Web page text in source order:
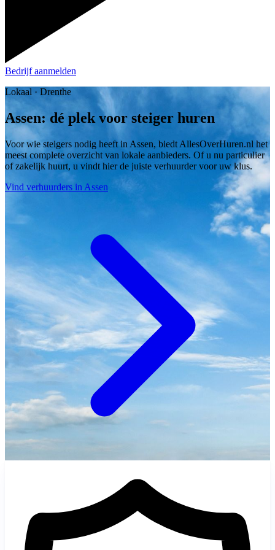
Bedrijf aanmelden
Lokaal · Drenthe
Assen: dé plek voor steiger huren
Voor wie steigers nodig heeft in Assen, biedt AllesOverHuren.nl het
meest complete overzicht van lokale aanbieders. Of u nu particulier
of zakelijk huurt, u vindt hier de juiste verhuurder voor uw klus.
Vind verhuurders in Assen